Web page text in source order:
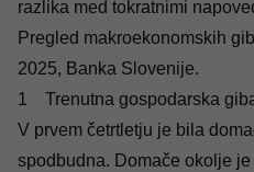
razlika med tokratnimi
Pregled makroekonomskih
2025, Banka Slovenije.
1
Trenutna gospodarska
V prvem četrtletju je bila
spodbudna. Domače okolje